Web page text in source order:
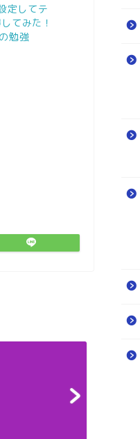
定してテ
てみた！
勉強
MySQL